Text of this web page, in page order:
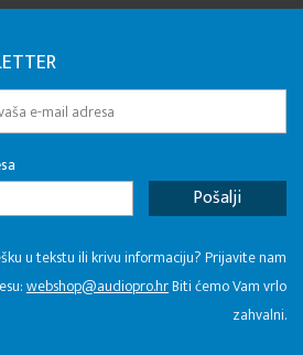
u tekstu ili krivu informaciju? Prijavite nam
webshop@audiopro.hrBiti ćemo Vam vrlo
zahvalni.